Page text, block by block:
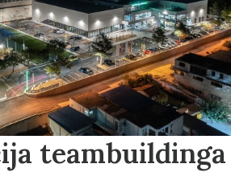
teambuildinga